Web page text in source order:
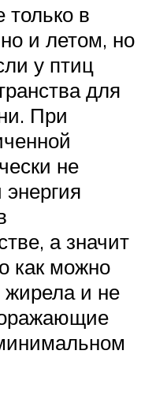
в
и летом, но
у птиц
для
При
не
а значит
как можно
и не